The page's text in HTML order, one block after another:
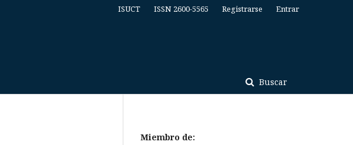
Buscar
ISUCT ISSN 2600-5565 Registrarse Entrar
Miembro de: